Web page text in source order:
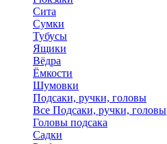
Сита
Сумки
Тубусы
Ящики
Вёдра
Ёмкости
Шумовки
Подсаки, ручки, головы
Все Подсаки, ручки, головы
Головы подсака
Садки